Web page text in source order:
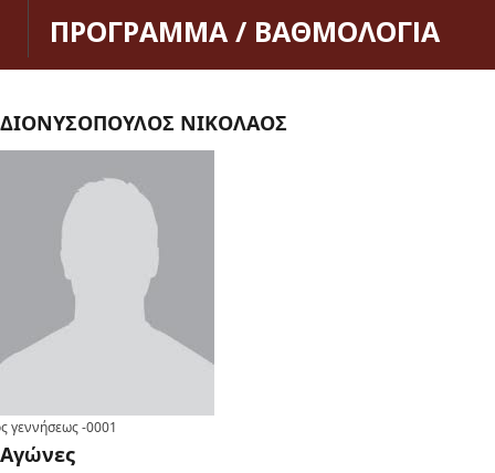
ΠΡΟΓΡΑΜΜΑ / ΒΑΘΜΟΛΟΓΙΑ
ΔΙΟΝΥΣΟΠΟΥΛΟΣ ΝΙΚΟΛΑΟΣ
γεννήσεως-0001
Αγώνες